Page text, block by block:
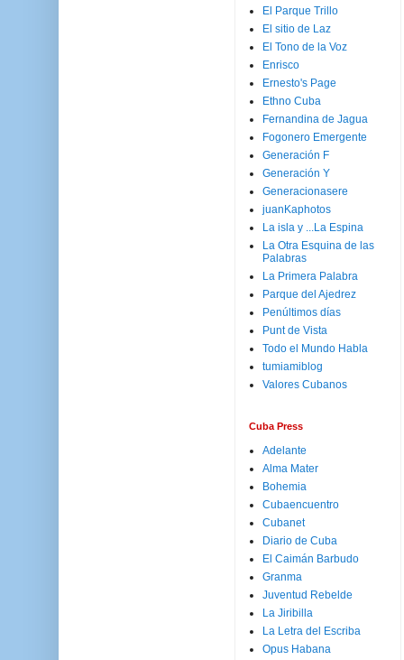
El Parque Trillo
El sitio de Laz
El Tono de la Voz
Enrisco
Ernesto's Page
Ethno Cuba
Fernandina de Jagua
Fogonero Emergente
Generación F
Generación Y
Generacionasere
juanKaphotos
La isla y ...La Espina
La Otra Esquina de las
Palabras
La Primera Palabra
Parque del Ajedrez
Penúltimos días
Punt de Vista
Todo el Mundo Habla
tumiamiblog
Valores Cubanos
Cuba Press
Adelante
Alma Mater
Bohemia
Cubaencuentro
Cubanet
Diario de Cuba
El Caimán Barbudo
Granma
Juventud Rebelde
La Jiribilla
La Letra del Escriba
Opus Habana